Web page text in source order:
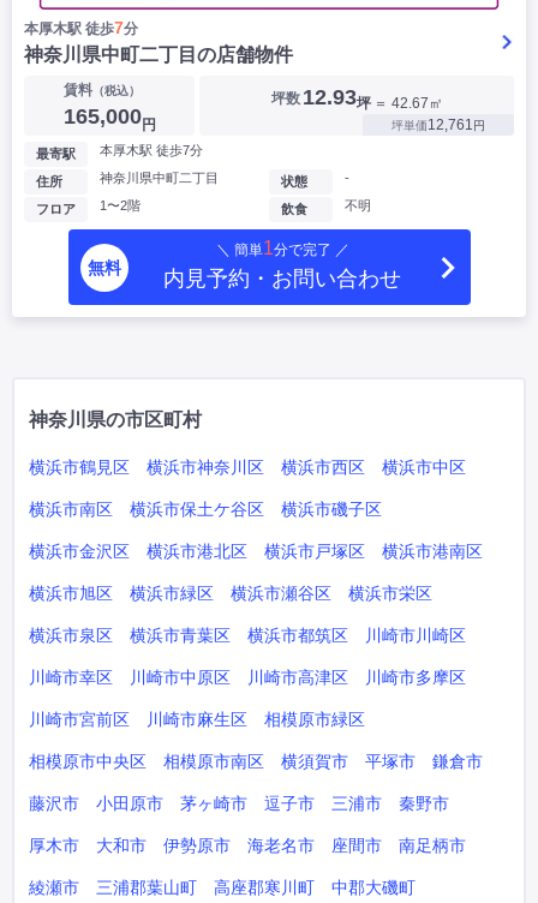
本厚木駅 徒歩7分
神奈川県中町二丁目の店舗物件
賃料（税込）
165,000円
坪数 12.93坪 ＝ 42.67㎡
坪単価12,761円
最寄駅 本厚木駅 徒歩7分
住所 神奈川県中町二丁目
フロア 1〜2階
状態 -
飲食 不明
無料
＼ 簡単1分で完了 ／
内見予約・お問い合わせ
神奈川県の市区町村
横浜市鶴見区 横浜市神奈川区 横浜市西区 横浜市中区
横浜市南区 横浜市保土ケ谷区 横浜市磯子区
横浜市金沢区 横浜市港北区 横浜市戸塚区 横浜市港南区
横浜市旭区 横浜市緑区 横浜市瀬谷区 横浜市栄区
横浜市泉区 横浜市青葉区 横浜市都筑区 川崎市川崎区
川崎市幸区 川崎市中原区 川崎市高津区 川崎市多摩区
川崎市宮前区 川崎市麻生区 相模原市緑区
相模原市中央区 相模原市南区 横須賀市 平塚市 鎌倉市
藤沢市 小田原市 茅ヶ崎市 逗子市 三浦市 秦野市
厚木市 大和市 伊勢原市 海老名市 座間市 南足柄市
綾瀬市 三浦郡葉山町 高座郡寒川町 中郡大磯町